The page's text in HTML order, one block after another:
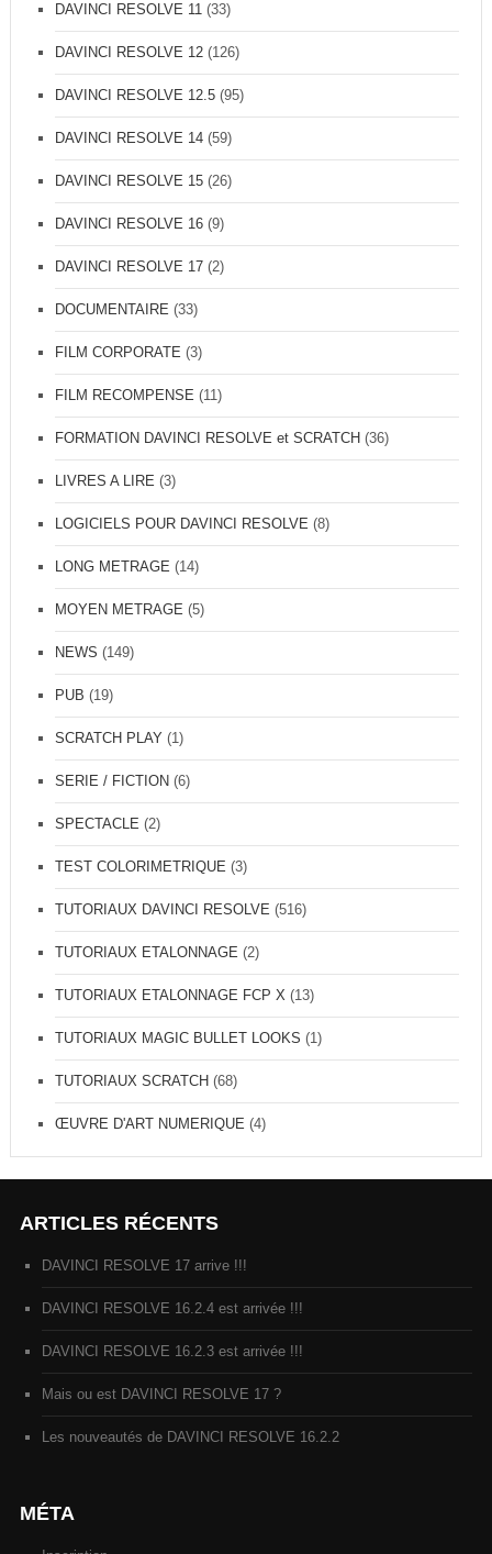
DAVINCI RESOLVE 11(33)
DAVINCI RESOLVE 12(126)
DAVINCI RESOLVE 12.5(95)
DAVINCI RESOLVE 14(59)
DAVINCI RESOLVE 15(26)
DAVINCI RESOLVE 16(9)
DAVINCI RESOLVE 17(2)
DOCUMENTAIRE (33)
FILM CORPORATE (3)
FILM RECOMPENSE (11)
FORMATION DAVINCI RESOLVE et SCRATCH (36)
LIVRES A LIRE (3)
LOGICIELS POUR DAVINCI RESOLVE (8)
LONG METRAGE (14)
MOYEN METRAGE (5)
NEWS (149)
PUB (19)
SCRATCH PLAY(1)
SERIE / FICTION (6)
SPECTACLE (2)
TEST COLORIMETRIQUE (3)
TUTORIAUX DAVINCI RESOLVE (516)
TUTORIAUX ETALONNAGE (2)
TUTORIAUX ETALONNAGE FCP X(13)
TUTORIAUX MAGIC BULLET LOOKS (1)
TUTORIAUX SCRATCH (68)
ŒUVRE D'ART NUMERIQUE (4)
ARTICLES RÉCENTS
DAVINCI RESOLVE 17 arrive !!!
DAVINCI RESOLVE 16.2.4 est arrivée !!!
DAVINCI RESOLVE 16.2.3 est arrivée !!!
Mais ou est DAVINCI RESOLVE 17 ?
Les nouveautés de DAVINCI RESOLVE 16.2.2
MÉTA